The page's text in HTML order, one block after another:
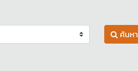
ค้นหา